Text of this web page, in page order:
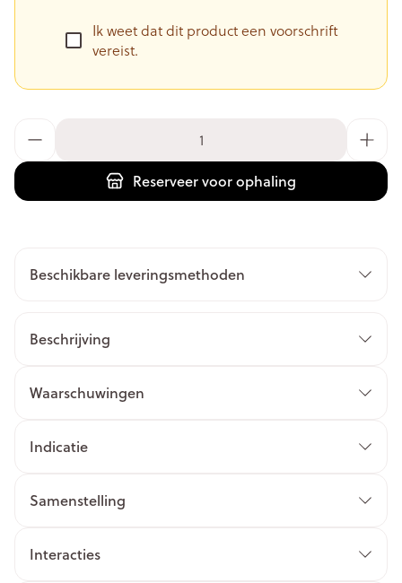
Ik weet dat dit product een voorschrift
vereist.
Reserveervoor ophaling
Beschikbare leveringsmethoden
Beschrijving
Waarschuwingen
Indicatie
Samenstelling
Interacties